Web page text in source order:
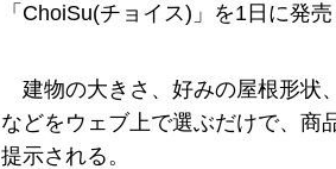
「ChoiSu(チョイス)」を1日に発売
建物の大きさ、好みの屋根形状
などをウェブ上で選ぶだけで、商
提示される。